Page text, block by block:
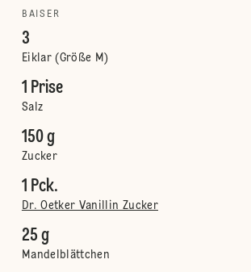
BAISER
3
Eiklar (Größe M)
1 Prise
Salz
150 g
Zucker
1 Pck.
Dr. Oetker Vanillin Zucker
25 g
Mandelblättchen